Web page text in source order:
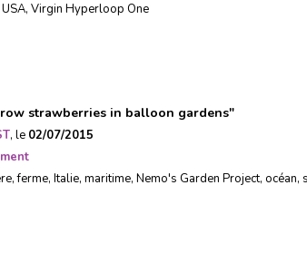
USA, Virgin Hyperloop One
strawberries in balloon gardens"
, le 02/07/2015
,ferme, Italie, maritime, Nemo's Garden Project, océan,